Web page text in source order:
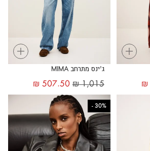
+
₪
+
ג'ינס מתרחב MIMA
₪1,015
₪ 507.50
30%
-